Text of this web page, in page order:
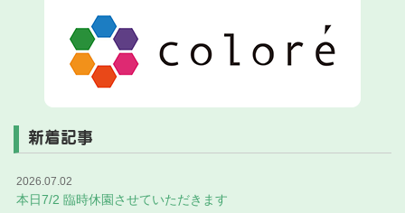
新着記事
2026.07.02
本日7/2 臨時休園させていただきます